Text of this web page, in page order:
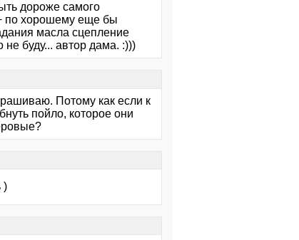
дороже самого
по хорошему еще бы
масла сцепление
не буду... автор дама. :)))
Потому как если к
пойло, которое они
)